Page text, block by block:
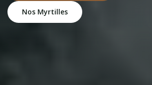
Nos Myrtilles